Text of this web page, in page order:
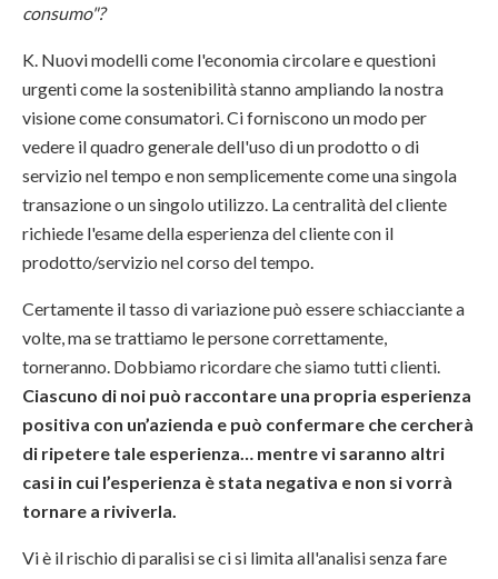
consumo"?
K. Nuovi modelli come l'economia circolare e questioni
urgenti come la sostenibilità stanno ampliando la nostra
visione come consumatori. Ci forniscono un modo per
vedere il quadro generale dell'uso di un prodotto o di
servizio nel tempo e non semplicemente come una singola
transazione o un singolo utilizzo. La centralità del cliente
richiede l'esame della esperienza del cliente con il
prodotto/servizio nel corso del tempo.
Certamente il tasso di variazione può essere schiacciante a
volte, ma se trattiamo le persone correttamente,
torneranno. Dobbiamo ricordare che siamo tutti clienti.
Ciascuno di noi può raccontare una propria esperienza
positiva con un’azienda e può confermare che cercherà
di ripetere tale esperienza… mentre vi saranno altri
casi in cui l’esperienza è stata negativa e non si vorrà
tornare a riviverla.
Vi è il rischio di paralisi se ci si limita all'analisi senza fare